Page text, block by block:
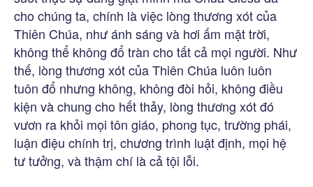
cho chúng ta, chính là việc lòng thương xót của
Thiên Chúa, như ánh sáng và hơi ấm mặt trời,
không thể không đổ tràn cho tất cả mọi người. Như
thế, lòng thương xót của Thiên Chúa luôn luôn
tuôn đổ nhưng không, không đòi hỏi, không điều
kiện và chung cho hết thảy, lòng thương xót đó
vươn ra khỏi mọi tôn giáo, phong tục, trường phái,
luận điệu chính trị, chương trình luật định, mọi hệ
tư tưởng, và thậm chí là cả tội lỗi.